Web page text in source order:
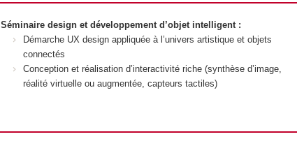
Séminaire design et développement d’objet intelligent :
Démarche UX design appliquée à l’univers artistique et objets
connectés
Conception et réalisation d’interactivité riche (synthèse d’image,
réalité virtuelle ou augmentée, capteurs tactiles)